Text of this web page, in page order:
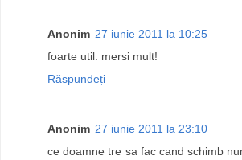
Anonim 27 iunie 2011 la 10:25
foarte util. mersi mult!
Răspundeți
Anonim 27 iunie 2011 la 23:10
ce doamne tre sa fac cand schimb